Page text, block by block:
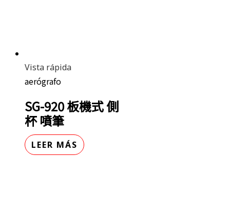
Vista rápida
aerógrafo
SG-920 板機式 側
杯 噴筆
LEER MÁS